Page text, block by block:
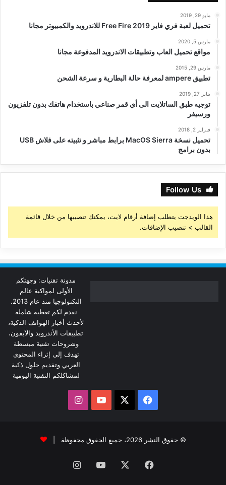
مايو 29, 2019
تحميل لعبة فري فاير Free Fire 2019 للاندرويد والكمبيوتر مجانا
مارس 5, 2020
مواقع تحميل العاب وتطبيقات الاندرويد المدفوعة مجانا
مارس 29, 2015
تطبيق ampere لمعرفة حالة البطارية و سرعة الشحن
يناير 27, 2019
توجيه طبق الساتلايت الى أي قمر صناعي باستخدام هاتفك بدون تلفزيون
ورسيفر
فبراير 2, 2018
تحميل نسخة MacOS Sierra برابط مباشر و تثبيته على فلاش USB
بدون برامج
Follow Us
هذا الويدجت يتطلب إضافة أرقام لايت، يمكنك تنصيبها من خلال قائمة
القالب > تنصيب الإضافات.
مدونة تقنيات: وجهتكم
الأولى لمواكبة عالم
التكنولوجيا منذ عام 2013.
نقدم لكم تغطية شاملة
لأحدث أخبار الهواتف الذكية،
تطبيقات الأندرويد والآيفون،
وشروحات تقنية مبسطة
تهدف إلى إثراء المحتوى
العربي وتقديم حلول ذكية
لمشاكلكم التقنية اليومية
فيسبوك ‫YouTubeانستقرام
© حقوق النشر 2026، جميع الحقوق محفوظة |
فيسبوك ‫YouTubeانستقرام